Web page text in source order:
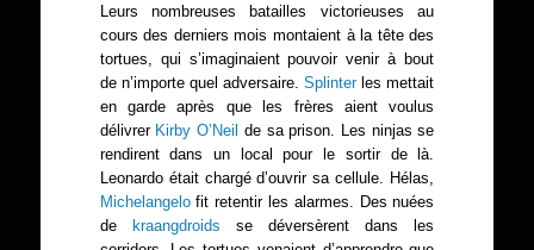
Leurs nombreuses batailles victorieuses au
cours des derniers mois montaient à la tête des
tortues, qui s’imaginaient pouvoir venir à bout
de n’importe quel adversaire.Splinterles mettait
en garde après que les frères aient voulus
délivrer Kirby O’Neil de sa prison. Les ninjas se
rendirent dans un local pour le sortir de là.
Leonardo était chargé d’ouvrir sa cellule. Hélas,
Michelangelofit retentir les alarmes. Des nuées
de kraangdroids se déversèrent dans les